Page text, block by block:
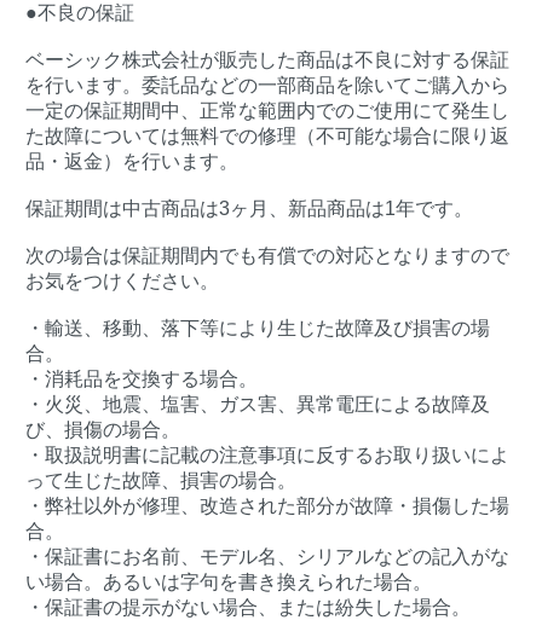
●不良の保証
ベーシック株式会社が販売した商品は不良に対する保証
を行います。委託品などの一部商品を除いてご購入から
一定の保証期間中、正常な範囲内でのご使用にて発生し
た故障については無料での修理（不可能な場合に限り返
品・返金）を行います。
保証期間は中古商品は3ヶ月、新品商品は1年です。
次の場合は保証期間内でも有償での対応となりますので
お気をつけください。
・輸送、移動、落下等により生じた故障及び損害の場
合。
・消耗品を交換する場合。
・火災、地震、塩害、ガス害、異常電圧による故障及
び、損傷の場合。
・取扱説明書に記載の注意事項に反するお取り扱いによ
って生じた故障、損害の場合。
・弊社以外が修理、改造された部分が故障・損傷した場
合。
・保証書にお名前、モデル名、シリアルなどの記入がな
い場合。あるいは字句を書き換えられた場合。
・保証書の提示がない場合、または紛失した場合。